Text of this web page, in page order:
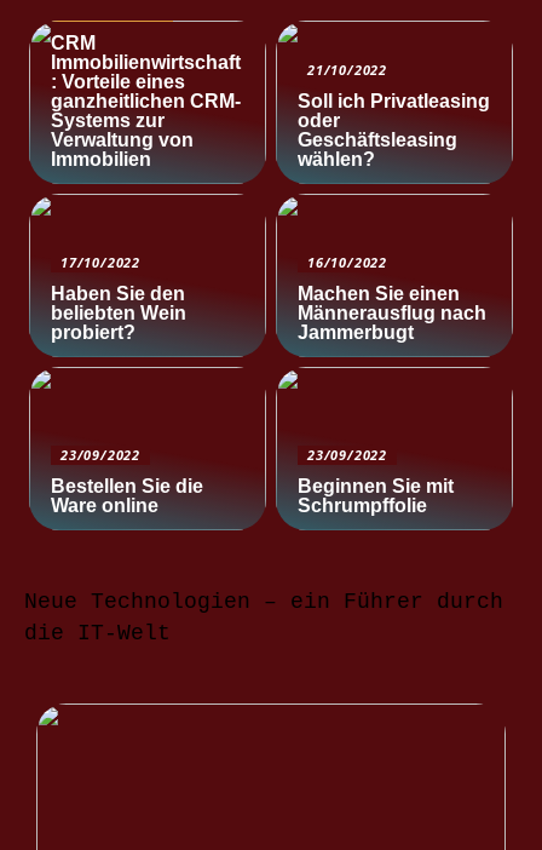
CRM
Immobilienwirtschaft
: Vorteile eines
ganzheitlichen CRM-
Systems zur
Verwaltung von
Immobilien
21/10/2022
Soll ich Privatleasing
oder
Geschäftsleasing
wählen?
17/10/2022
Haben Sie den
beliebten Wein
probiert?
16/10/2022
Machen Sie einen
Männerausflug nach
Jammerbugt
23/09/2022
Bestellen Sie die
Ware online
23/09/2022
Beginnen Sie mit
Schrumpffolie
Neue Technologien – ein Führer durch
die IT-Welt